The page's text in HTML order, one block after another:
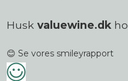
Husk valuewine.dk
😊 Se vores smileyrapport